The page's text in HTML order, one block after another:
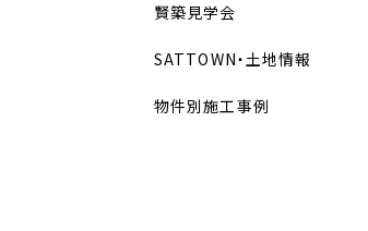
賢築見学会
SATTOWN・土地情報
物件別施工事例